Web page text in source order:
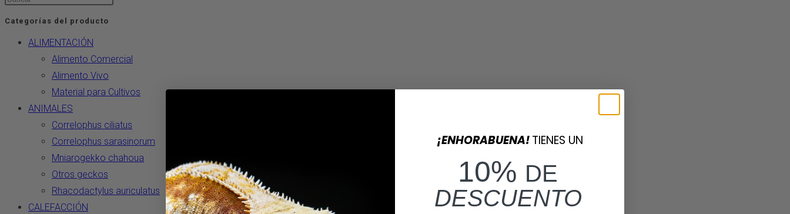
el
de
Categorías del producto
ALIMENTACIÓN
Alimento Comercial
Alimento Vivo
Material para Cultivos
ANIMALES
Correlophus ciliatus
Correlophus sarasinorum
Mniarogekko chahoua
Otros geckos
Rhacodactylus auriculatus
CALEFACCIÓN
¡ENHORABUENA! TIENES UN
10% DE
DESCUENTO